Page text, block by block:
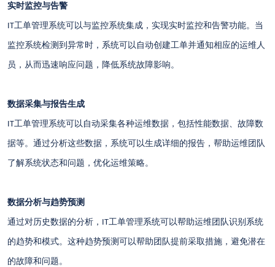
实时监控与告警
IT工单管理系统可以与监控系统集成，实现实时监控和告警功能。当
监控系统检测到异常时，系统可以自动创建工单并通知相应的运维人
员，从而迅速响应问题，降低系统故障影响。
数据采集与报告生成
IT工单管理系统可以自动采集各种运维数据，包括性能数据、故障数
据等。通过分析这些数据，系统可以生成详细的报告，帮助运维团队
了解系统状态和问题，优化运维策略。
数据分析与趋势预测
通过对历史数据的分析， IT工单管理系统可以帮助运维团队识别系统
的趋势和模式。这种趋势预测可以帮助团队提前采取措施，避免潜在
的故障和问题。